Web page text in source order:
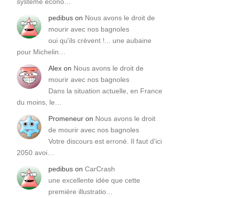
pedibus on Nous avons le droit de
mourir avec nos bagnoles
oui qu'ils crèvent !... une aubaine
pour Michelin…
Alex on Nous avons le droit de
mourir avec nos bagnoles
Dans la situation actuelle, en France
du moins, le…
Promeneur on Nous avons le droit
de mourir avec nos bagnoles
Votre discours est erroné. Il faut d'ici
2050 avoi…
pedibus on CarCrash
une excellente idée que cette
première illustratio…